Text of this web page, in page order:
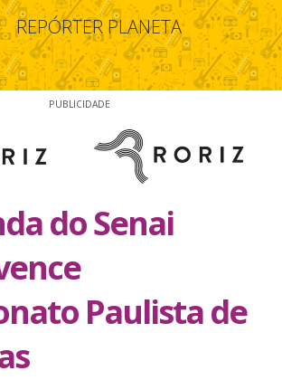
REPÓRTER PLANETA
PUBLICIDADE
do Senai
Paulista de